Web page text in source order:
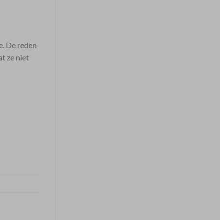
De reden
ze niet